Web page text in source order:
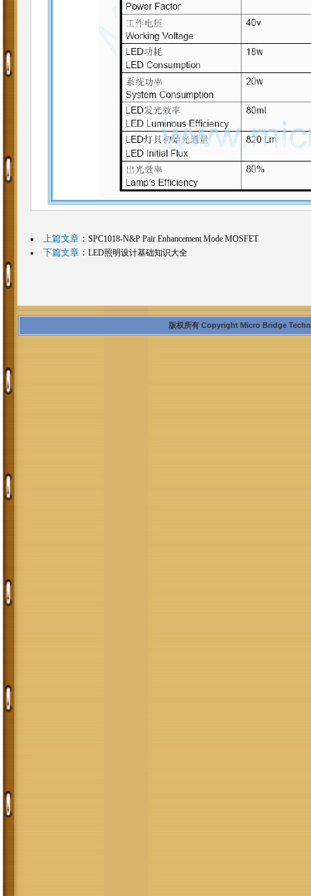
上篇文章： SPC1018-N&P Pair Enhancement Mode MOSFET
下篇文章： LED照明设计基础知识大全
版权所有 Copyright Micro Bridge